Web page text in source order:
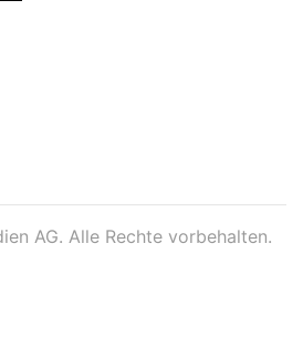
AG. Alle Rechte vorbehalten.